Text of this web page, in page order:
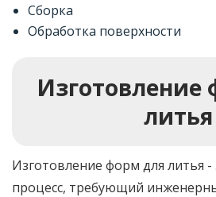
Сборка
Обработка поверхности
Изготовление
литья
Изготовление форм для литья
процесс, требующий